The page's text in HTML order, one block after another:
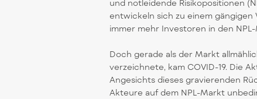
und notleidende Risikopositionen
entwickeln sich zu einem gängigen
immer mehr Investoren in den
Doch gerade als der Markt
verzeichnete, kam COVID-19. Die
Angesichts dieses gravierenden
Akteure auf dem NPL-Markt